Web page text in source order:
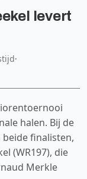
levert
·
halen. Bij de
finalisten,
(WR197), die
Merkle